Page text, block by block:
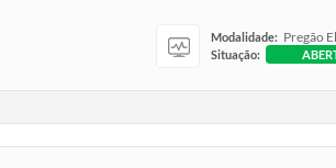
Modalidade: Pregão
Situação: